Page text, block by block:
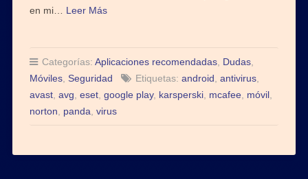
en mi… Leer Más
Categorías: Aplicaciones recomendadas, Dudas,
Móviles, Seguridad Etiquetas: android antivirus,
avast, avg eset, google play, karsperski, mcafee, móvil,
norton
panda virus